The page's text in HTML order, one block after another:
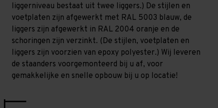
liggerniveau bestaat uit twee liggers.) De stijlen en
voetplaten zijn afgewerkt met RAL 5003 blauw, de
liggers zijn afgewerkt in RAL 2004 oranje en de
schoringen zijn verzinkt. (De stijlen, voetplaten en
liggers zijn voorzien van epoxy polyester.) Wij leveren
de staanders voorgemonteerd bij u af, voor
gemakkelijke en snelle opbouw bij u op locatie!